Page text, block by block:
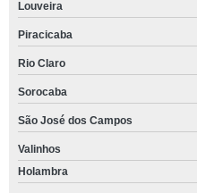
Louveira
Piracicaba
Rio Claro
Sorocaba
São José dos Campos
Valinhos
Holambra